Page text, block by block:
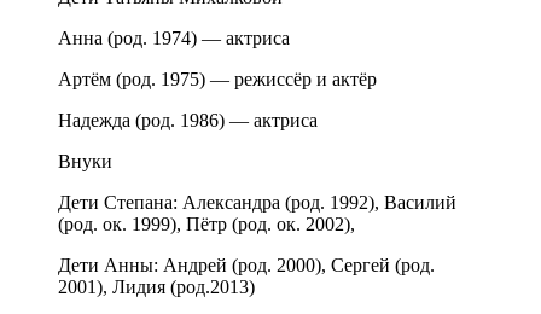
Анна (род. 1974) — актриса
Артём (род. 1975) — режиссёр и актёр
Надежда (род. 1986) — актриса
Внуки
Дети Степана: Александра (род. 1992), Василий
(род. ок. 1999), Пётр (род. ок. 2002),
Дети Анны: Андрей (род. 2000), Сергей (род.
2001), Лидия (род.2013)